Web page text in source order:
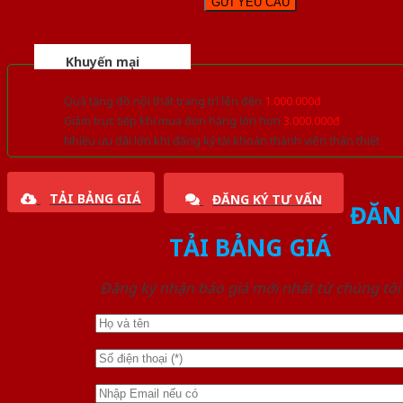
Khuyến mại
Quà tặng đồ nội thất trang trí lên đến 1.000.000đ
Giảm trực tiếp khi mua đơn hàng lớn hơn 3.000.000đ
Nhiều ưu đãi lớn khi đăng ký tài khoản thành viên thân thiết
TẢI BẢNG GIÁ ĐĂNG KÝ TƯ VẤN
TẢI BẢNG GIÁ
Đăng ký nhận báo giá mới nhất từ chúng tôi